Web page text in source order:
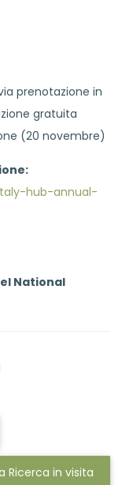
prenotazione in
gratuita
(20 novembre)
hub-annual-
National
Ricerca in visita